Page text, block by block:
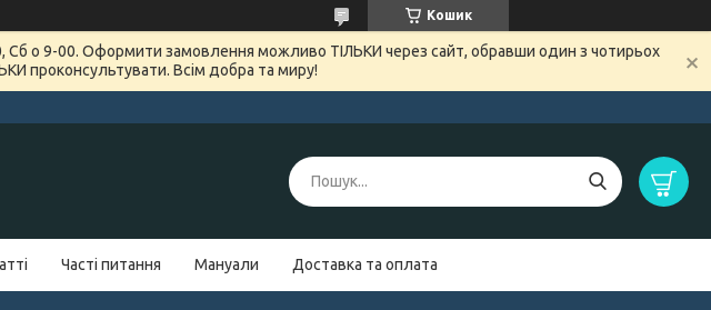
Кошик
Сб о 9-00. Оформити замовлення можливо ТІЛЬКИ через сайт, обравши один з чотирьох
проконсультувати. Всім добра та миру!
Часті питання Мануали Доставка та оплата